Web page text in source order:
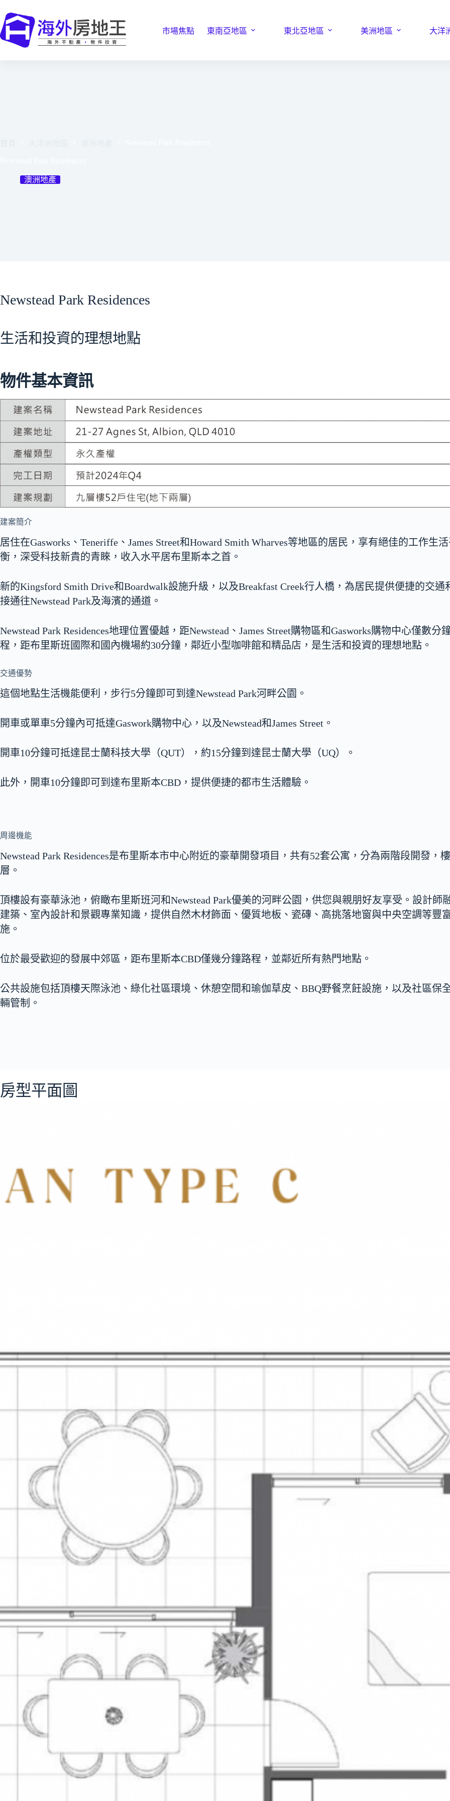
至
主
要
市場焦點 東南亞地區 東北亞地區 美洲地區 大洋
澳洲地產
Newstead Park Residences
生活和投資的理想地點
物件基本資訊
建案簡介
居住在Gasworks、Teneriffe、James Street和Howard Smith Wharves等地區的居民，享有絕佳的工作生
衡，深受科技新貴的青睞，收入水平居布里斯本之首。
新的Kingsford Smith Drive和Boardwalk設施升級，以及Breakfast Creek行人橋，為居民提供便捷的交通
接通往Newstead Park及海濱的通道。
Newstead Park Residences地理位置優越，距Newstead、James Street購物區和Gasworks購物中心僅數分
程，距布里斯班國際和國內機場約30分鐘，鄰近小型咖啡館和精品店，是生活和投資的理想地點。
交通優勢
這個地點生活機能便利，步行5分鐘即可到達Newstead Park河畔公園。
開車或單車5分鐘內可抵達Gaswork購物中心，以及Newstead和James Street。
開車10分鐘可抵達昆士蘭科技大學（QUT），約15分鐘到達昆士蘭大學（UQ）。
此外，開車10分鐘即可到達布里斯本CBD，提供便捷的都市生活體驗。
周邊機能
Newstead Park Residences是布里斯本市中心附近的豪華開發項目，共有52套公寓，分為兩階段開發，
層。
頂樓設有豪華泳池，俯瞰布里斯班河和Newstead Park優美的河畔公園，供您與親朋好友享受。設計師
建築、室內設計和景觀專業知識，提供自然木材飾面、優質地板、瓷磚、高挑落地窗與中央空調等豐
施。
位於最受歡迎的發展中郊區，距布里斯本CBD僅幾分鐘路程，並鄰近所有熱門地點。
公共設施包括頂樓天際泳池、綠化社區環境、休憩空間和瑜伽草皮、BBQ野餐烹飪設施，以及社區保
輛管制。
房型平面圖